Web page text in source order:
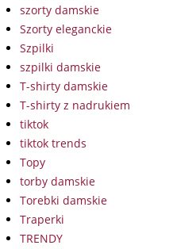
szorty damskie
Szorty eleganckie
Szpilki
szpilki damskie
T-shirty damskie
T-shirty z nadrukiem
tiktok
tiktok trends
Topy
torby damskie
Torebki damskie
Traperki
TRENDY